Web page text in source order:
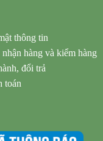
thông tin
hàng và kiểm hàng
đổi trả
toán